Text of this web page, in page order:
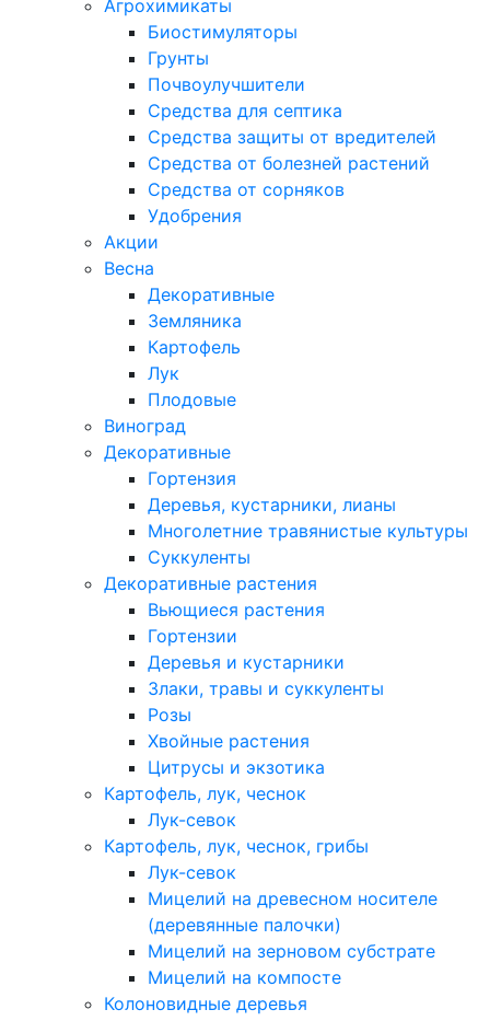
Агрохимикаты
Биостимуляторы
Грунты
Почвоулучшители
Средства для септика
Средства защиты от вредителей
Средства от болезней растений
Средства от сорняков
Удобрения
Акции
Весна
Декоративные
Земляника
Картофель
Лук
Плодовые
Виноград
Декоративные
Гортензия
Деревья, кустарники, лианы
Многолетние травянистые культуры
Суккуленты
Декоративные растения
Вьющиеся растения
Гортензии
Деревья и кустарники
Злаки, травы и суккуленты
Розы
Хвойные растения
Цитрусы и экзотика
Картофель, лук, чеснок
Лук-севок
Картофель, лук, чеснок, грибы
Лук-севок
Мицелий на древесном носителе
(деревянные палочки)
Мицелий на зерновом субстрате
Мицелий на компосте
Колоновидные деревья